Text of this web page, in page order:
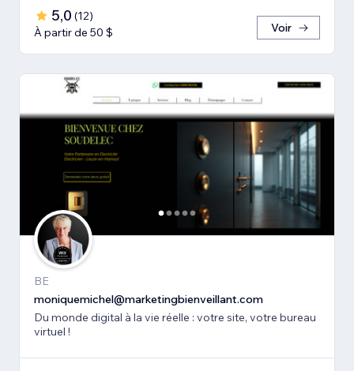
5,0 (12)
À partir de 50 $
Voir
BE
moniquemichel@marketingbienveillant.com
Du monde digital à la vie réelle : votre site, votre bureau
virtuel !